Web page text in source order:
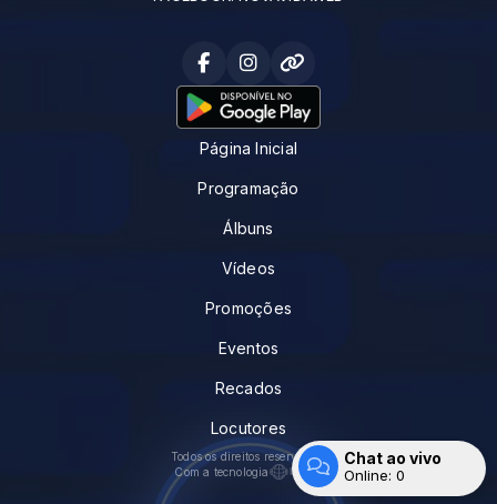
Página Inicial
Programação
Álbuns
Vídeos
Promoções
Eventos
Recados
Locutores
Todos os direitos reservados.
Com a tecnologia
Chat ao vivo
Online: 0